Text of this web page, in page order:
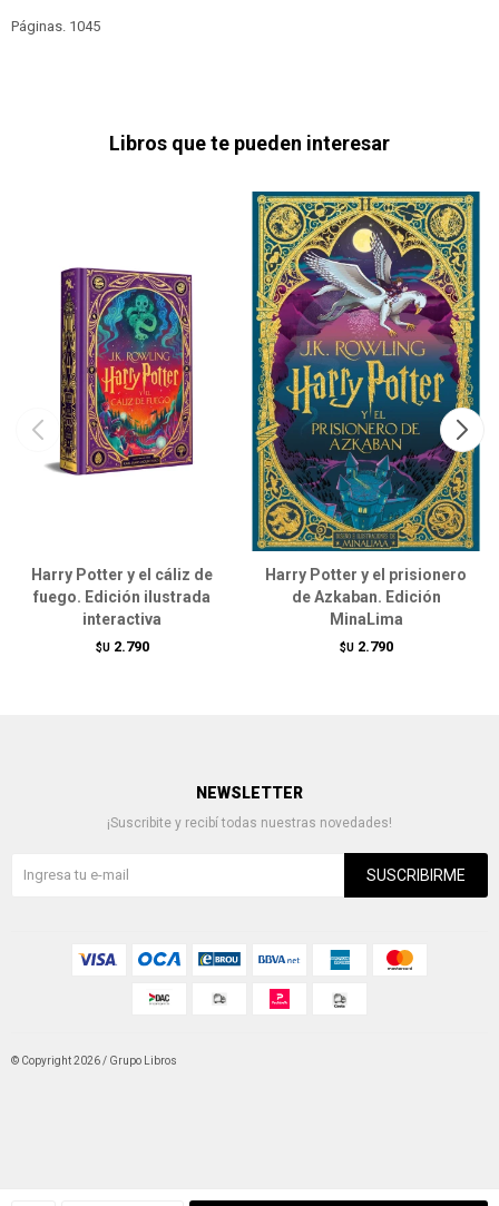
Páginas. 1045
Libros que te pueden interesar
Harry Potter y el cáliz de
fuego. Edición ilustrada
interactiva
$U 2.790
Harry Potter y el prisionero
de Azkaban. Edición
MinaLima
$U 2.790
NEWSLETTER
¡Suscribite y recibí todas nuestras novedades!
SUSCRIBIRME
© Copyright 2026 / Grupo Libros